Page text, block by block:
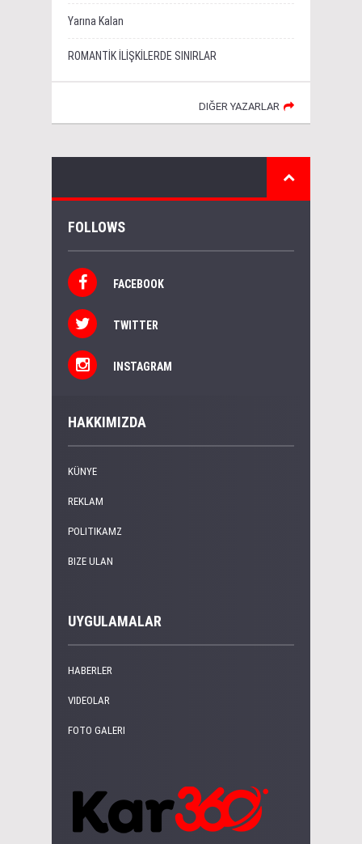
Yarına Kalan
ROMANTİK İLİŞKİLERDE SINIRLAR
DIĞER YAZARLAR
FOLLOWS
FACEBOOK
TWITTER
INSTAGRAM
HAKKIMIZDA
KÜNYE
REKLAM
POLITIKAMZ
BIZE ULAN
UYGULAMALAR
HABERLER
VIDEOLAR
FOTO GALERI